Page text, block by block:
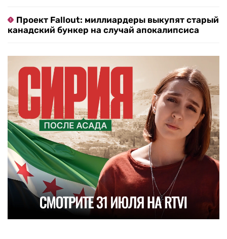
Проект Fallout: миллиардеры выкупят старый
канадский бункер на случай апокалипсиса